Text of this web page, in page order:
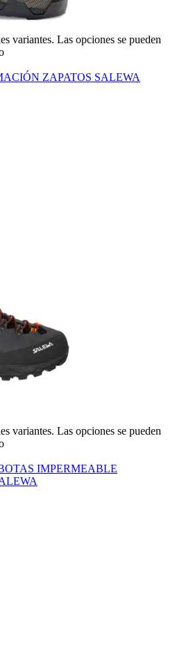
variantes. Las opciones se pueden
ZAPATOS SALEWA
variantes. Las opciones se pueden
IMPERMEABLE